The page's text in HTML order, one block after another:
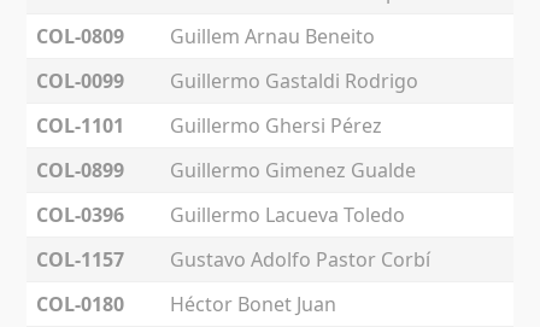
COL-0809
Guillem Arnau Beneito
COL-0099
Guillermo Gastaldi Rodrigo
COL-1101
Guillermo Ghersi Pérez
COL-0899
Guillermo Gimenez Gualde
COL-0396
Guillermo Lacueva Toledo
COL-1157
Gustavo Adolfo Pastor Corbí
COL-0180
Héctor Bonet Juan